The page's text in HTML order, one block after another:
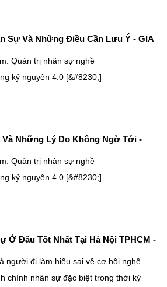
Sự Và Những Điều Cần Lưu Ý - GIA
Quản trị nhân sự nghề
kỷ nguyên 4.0 [&#8230;]
Và Những Lý Do Không Ngờ Tới -
Quản trị nhân sự nghề
kỷ nguyên 4.0 [&#8230;]
Ở Đâu Tốt Nhất Tại Hà Nội TPHCM -
người đi làm hiểu sai về cơ hội nghề
chính nhân sự đặc biệt trong thời kỳ